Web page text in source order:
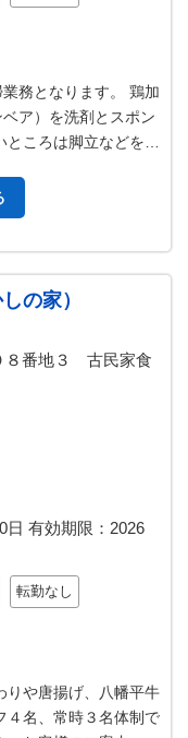
務となります。 鶏加
ア）を洗剤とスポン
ころは脚立などを使
の家）
８番地３ 古民家食
日 有効期限： 2026
転勤なし
りや唐揚げ、八幡平牛
名、常時３名体制で